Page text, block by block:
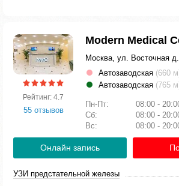
Рейтинг: 4.7
55 отзывов
Modern Medical
Москва, ул. Восточная
Автозаводская (660
Автозаводская (765
Пн-Пт:
08:00 -
Сб:
08:00 -
Вс:
08:00 -
Онлайн запись
УЗИ предстательной железы